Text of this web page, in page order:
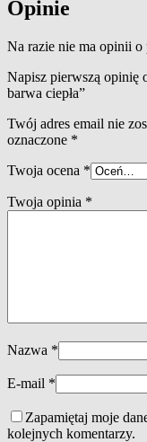
Opinie
Na razie nie ma opinii o
Napisz pierwszą
barwa ciepła”
Twój adres email nie
oznaczone *
Twoja ocena *
Twoja opinia *
Nazwa *
E-mail *
Zapamiętaj moje
kolejnych komentarzy.